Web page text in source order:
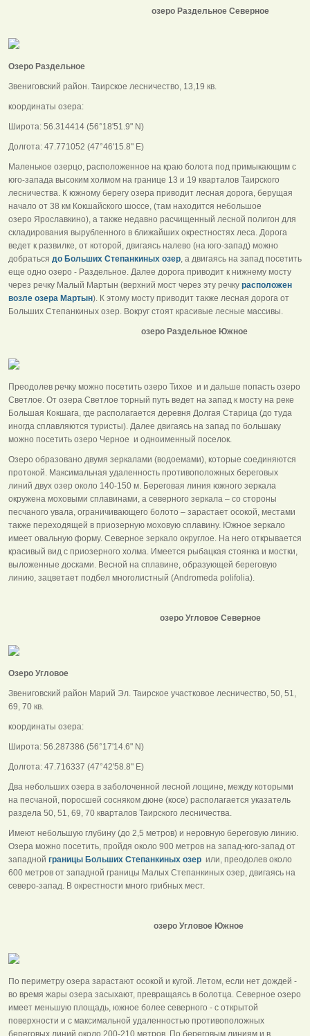
озеро Раздельное Северное
Озеро Раздельное
Звениговский район. Таирское лесничество, 13,19 кв.
координаты озера:
Широта: 56.314414 (56°18'51.9" N)
Долгота: 47.771052 (47°46'15.8" E)
Маленькое озерцо, расположенное на краю болота под примыкающим с
юго-запада высоким холмом на границе 13 и 19 кварталов Таирского
лесничества. К южному берегу озера приводит лесная дорога, берущая
начало от 38 км Кокшайского шоссе, (там находится небольшое
озеро Ярославкино), а также недавно расчищенный лесной полигон для
складирования вырубленного в ближайших окрестностях леса. Дорога
ведет к развилке, от которой, двигаясь налево (на юго-запад) можно
добраться до Больших Степанкиных озер, а двигаясь на запад посетить
еще одно озеро - Раздельное. Далее дорога приводит к нижнему мосту
через речку Малый Мартын (верхний мост через эту речку расположен
возле озера Мартын). К этому мосту приводит также лесная дорога от
Больших Степанкиных озер. Вокруг стоят красивые лесные массивы.
озеро Раздельное Южное
Преодолев речку можно посетить озеро Тихое и и дальше попасть озеро
Светлое. От озера Светлое торный путь ведет на запад к мосту на реке
Большая Кокшага, где располагается деревня Долгая Старица (до туда
иногда сплавляются туристы). Далее двигаясь на запад по большаку
можно посетить озеро Черное и одноименный поселок.
Озеро образовано двумя зеркалами (водоемами), которые соединяются
протокой. Максимальная удаленность противоположных береговых
линий двух озер около 140-150 м. Береговая линия южного зеркала
окружена моховыми сплавинами, а северного зеркала – со стороны
песчаного увала, ограничивающего болото – зарастает осокой, местами
также переходящей в приозерную моховую сплавину. Южное зеркало
имеет овальную форму. Северное зеркало округлое. На него открывается
красивый вид с приозерного холма. Имеется рыбацкая стоянка и мостки,
выложенные досками. Весной на сплавине, образующей береговую
линию, зацветает подбел многолистный (Andromeda polifolia).
озеро Угловое Северное
Озеро Угловое
Звениговский район Марий Эл. Таирское участковое лесничество, 50, 51,
69, 70 кв.
координаты озера:
Широта: 56.287386 (56°17'14.6" N)
Долгота: 47.716337 (47°42'58.8" E)
Два небольших озера в заболоченной лесной лощине, между которыми
на песчаной, поросшей сосняком дюне (косе) располагается указатель
раздела 50, 51, 69, 70 кварталов Таирского лесничества.
Имеют небольшую глубину (до 2,5 метров) и неровную береговую линию.
Озера можно посетить, пройдя около 900 метров на запад-юго-запад от
западной границы Больших Степанкиных озер или, преодолев около
600 метров от западной границы Малых Степанкиных озер, двигаясь на
северо-запад. В окрестности много грибных мест.
озеро Угловое Южное
По периметру озера зарастают осокой и кугой. Летом, если нет дождей -
во время жары озера засыхают, превращаясь в болотца. Северное озеро
имеет меньшую площадь, южное более северного - с открытой
поверхности и с максимальной удаленностью противоположных
береговых линий около 200-210 метров. По береговым линиям и в